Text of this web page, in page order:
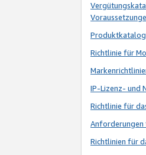
Richtlinie für
IP-Lizenz- und
Richtlinie für
Anforderungen
Richtlinien für